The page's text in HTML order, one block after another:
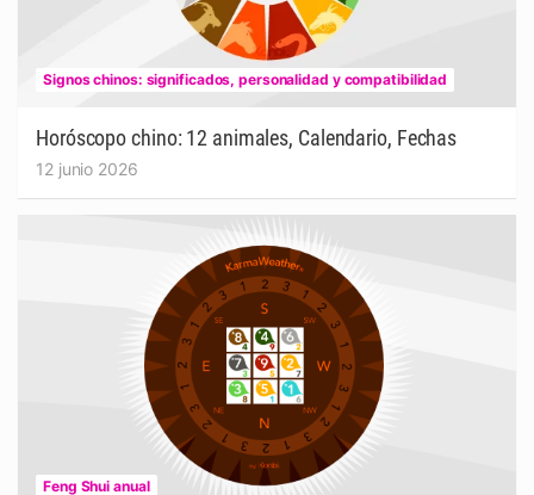
Signos chinos: significados, personalidad y compatibilidad
Horóscopo chino: 12 animales, Calendario, Fechas
12 junio 2026
Feng Shui anual